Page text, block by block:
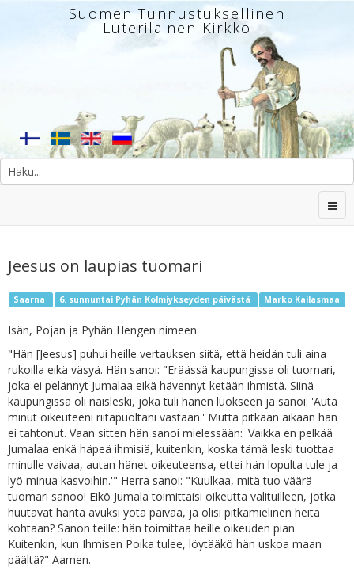
Suomen Tunnustuksellinen
Luterilainen Kirkko
Jeesus on laupias tuomari
Saarna 6. sunnuntai Pyhän Kolmiykseyden päivästä Marko Kailasmaa
Isän, Pojan ja Pyhän Hengen nimeen.
"Hän [Jeesus] puhui heille vertauksen siitä, että heidän tuli aina
rukoilla eikä väsyä. Hän sanoi: "Eräässä kaupungissa oli tuomari,
joka ei pelännyt Jumalaa eikä hävennyt ketään ihmistä. Siinä
kaupungissa oli naisleski, joka tuli hänen luokseen ja sanoi: 'Auta
minut oikeuteeni riitapuoltani vastaan.' Mutta pitkään aikaan hän
ei tahtonut. Vaan sitten hän sanoi mielessään: 'Vaikka en pelkää
Jumalaa enkä häpeä ihmisiä, kuitenkin, koska tämä leski tuottaa
minulle vaivaa, autan hänet oikeuteensa, ettei hän lopulta tule ja
lyö minua kasvoihin.'" Herra sanoi: "Kuulkaa, mitä tuo väärä
tuomari sanoo! Eikö Jumala toimittaisi oikeutta valituilleen, jotka
huutavat häntä avuksi yötä päivää, ja olisi pitkämielinen heitä
kohtaan? Sanon teille: hän toimittaa heille oikeuden pian.
Kuitenkin, kun Ihmisen Poika tulee, löytääkö hän uskoa maan
päältä?" Aamen.